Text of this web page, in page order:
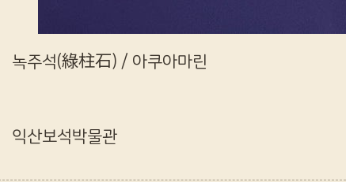
녹주석(綠柱石) / 아쿠아마린
익산보석박물관